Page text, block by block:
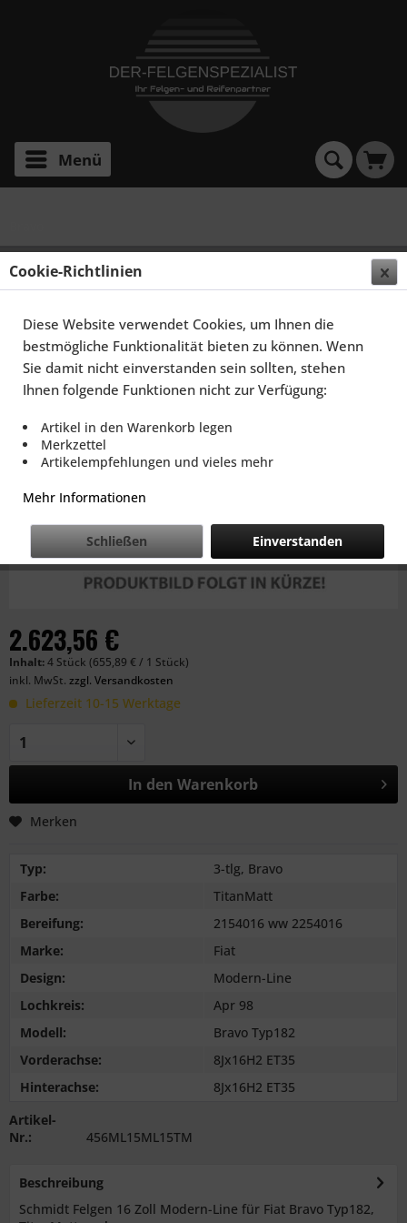
Menü
SCHMIDT FELGEN 16 ZOLL MODERN-LINE FÜR FIAT
BRAVO TYP182, TITANMATT
2.623,56 €
Inhalt:4 Stück (655,89 € / 1 Stück)
inkl. MwSt. zzgl. Versandkosten
Lieferzeit 10-15 Werktage
In den Warenkorb
Merken
Typ:
3-tlg, Bravo
Farbe:
TitanMatt
Bereifung:
2154016 ww 2254016
Marke:
Fiat
Design:
Modern-Line
Lochkreis:
Apr 98
Modell:
Bravo Typ182
Vorderachse:
8Jx16H2 ET35
Hinterachse:
8Jx16H2 ET35
Artikel-
Nr.:
456ML15ML15TM
Beschreibung
Schmidt Felgen 16 Zoll Modern-Line für Fiat Bravo Typ182,
Cookie-Richtlinien
Diese Website verwendet Cookies, um Ihnen die
bestmögliche Funktionalität bieten zu können. Wenn
Sie damit nicht einverstanden sein sollten, stehen
Ihnen folgende Funktionen nicht zur Verfügung:
Artikel in den Warenkorb legen
Merkzettel
Artikelempfehlungen und vieles mehr
Mehr Informationen
Einverstanden
Schließen